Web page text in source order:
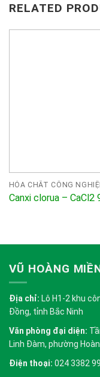
RELATED
HÓA CHẤT CÔNG
Canxi clorua – CaCl2
VŨ HOÀNG
Địa chỉ: Lô H1-2 khu
Đồng, tỉnh Bắc Ninh
Văn phòng đại diện:
Linh Đàm, phường
Điện thoại: 024 3382